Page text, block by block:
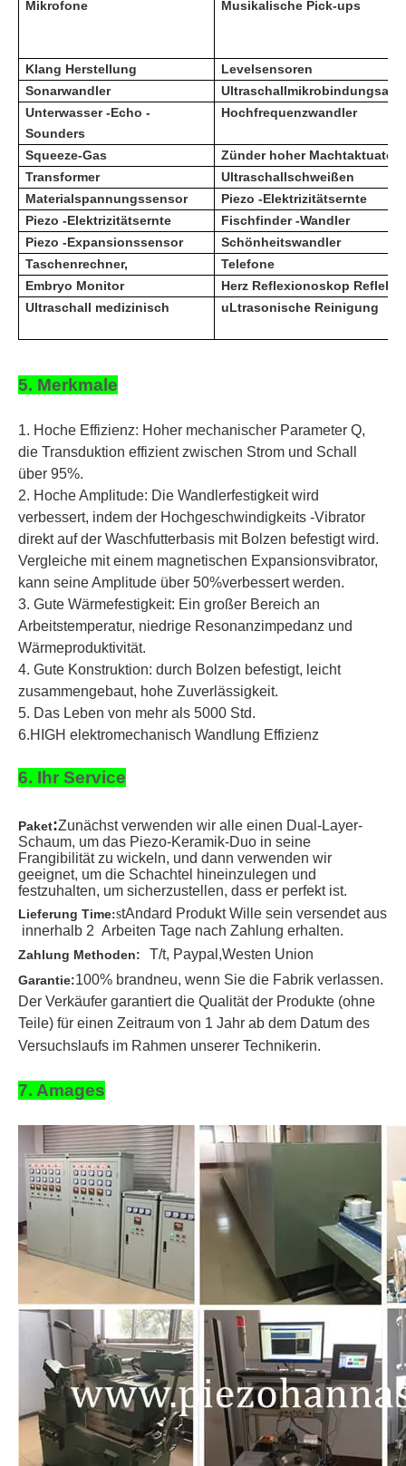
Mikrofone Musikalische Pick-ups
Klang Herstellung
Levelsensoren
Sonarwandler
Unterwasser -Echo -
Sounders
Hochfrequenzwandler
Squeeze-Gas
Zünder hoher
Transformer
Ultraschallschweißen
Materialspannungssensor
Piezo -Elektrizitätsernte
Piezo -Elektrizitätsernte
Fischfinder -Wandler
Piezo -Expansionssensor
Schönheitswandler
Taschenrechner,
Telefone
Embryo Monitor
Herz Reflexionoskop
Ultraschall medizinisch
uLtrasonische Reinigung
5. Merkmale
1. Hoche Effizienz: Hoher mechanischer Parameter Q,
die Transduktion effizient zwischen Strom und Schall
über 95%.
2. Hoche Amplitude: Die Wandlerfestigkeit wird
verbessert, indem der Hochgeschwindigkeits -Vibrator
direkt auf der Waschfutterbasis mit Bolzen befestigt wird.
Vergleiche mit einem magnetischen Expansionsvibrator,
kann seine Amplitude über 50%verbessert werden.
3. Gute Wärmefestigkeit: Ein großer Bereich an
Arbeitstemperatur, niedrige Resonanzimpedanz und
Wärmeproduktivität.
4. Gute Konstruktion: durch Bolzen befestigt, leicht
zusammengebaut, hohe Zuverlässigkeit.
5. Das Leben von mehr als 5000 Std.
6.HIGH elektromechanisch Wandlung Effizienz
6. Ihr Service
Paket:Zunächst verwenden wir alle einen Dual-Layer-
Schaum, um das Piezo-Keramik-Duo in seine
Frangibilität zu wickeln, und dann verwenden wir
geeignet, um die Schachtel hineinzulegen und
festzuhalten, um sicherzustellen, dass er perfekt ist.
Lieferung Time:stAndard Produkt Wille sein versendet aus
innerhalb 2 Arbeiten Tage nach Zahlung erhalten.
Zahlung Methoden: T/t, Paypal,Westen Union
Garantie:100% brandneu, wenn Sie die Fabrik verlassen.
Der Verkäufer garantiert die Qualität der Produkte (ohne
Teile) für einen Zeitraum von 1 Jahr ab dem Datum des
Versuchslaufs im Rahmen unserer Technikerin.
7. Amages